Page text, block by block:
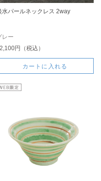
水パールネックレス 2way
レー
円（税込）
カートに入れる